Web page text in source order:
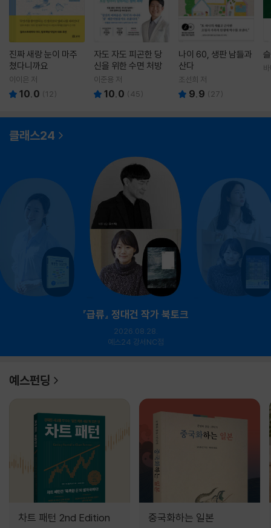
진짜 새랑 눈이 마주
쳤다니까요
이이은 저
10.0 (12)
자도 자도 피곤한 당
신을 위한 수면 처방
이준용 저
10.0 (45)
나이 60, 생판 남들과
산다
조선희 저
9.9 ( 27)
클래스24
『급류』 정대건 작가 북토크
2026.08.28.
예스24 강서NC점
예스펀딩
차트 패턴 2nd Edition 중국화하는 일본